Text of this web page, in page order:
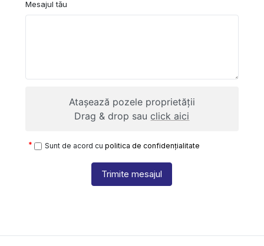
Mesajul tău
Atașează pozele proprietății
Drag & drop sauclick aici
Sunt de acord cu politica de confidențialitate
Trimite mesajul